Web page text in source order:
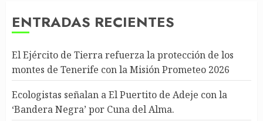
ENTRADAS RECIENTES
El Ejército de Tierra refuerza la protección de los
montes de Tenerife con la Misión Prometeo 2026
Ecologistas señalan a El Puertito de Adeje con la
‘Bandera Negra’ por Cuna del Alma.